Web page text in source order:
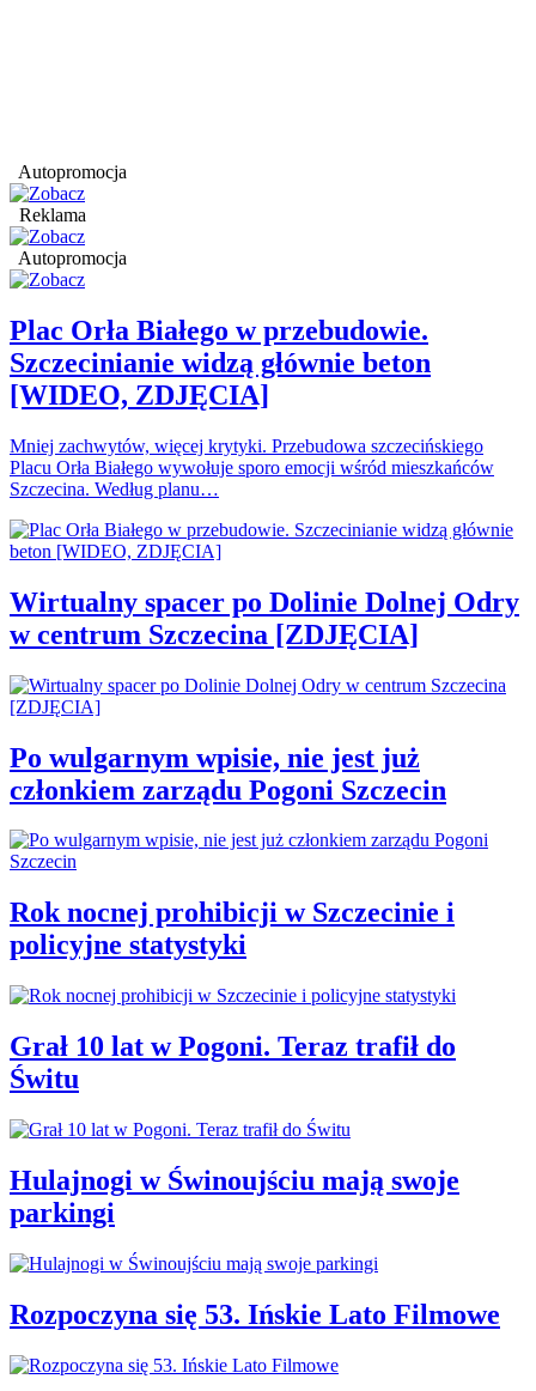
Autopromocja
Reklama
Autopromocja
Plac Orła Białego w przebudowie.
Szczecinianie widzą głównie beton
[WIDEO, ZDJĘCIA]
Mniej zachwytów, więcej krytyki. Przebudowa szczecińskiego
Placu Orła Białego wywołuje sporo emocji wśród mieszkańców
Szczecina. Według planu…
Wirtualny spacer po Dolinie Dolnej Odry
w centrum Szczecina [ZDJĘCIA]
Po wulgarnym wpisie, nie jest już
członkiem zarządu Pogoni Szczecin
Rok nocnej prohibicji w Szczecinie i
policyjne statystyki
Grał 10 lat w Pogoni. Teraz trafił do
Świtu
Hulajnogi w Świnoujściu mają swoje
parkingi
Rozpoczyna się 53. Ińskie Lato Filmowe